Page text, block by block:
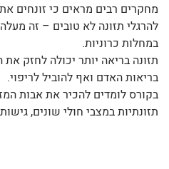
מחקרים רבים מראים כי זונחים
להרגלי תזונה לא טובים – זה
במחלות כרוניות.
תזונה בריאה יותר יכולה לחזק
בריאות האדם ואף להוביל לריפוי.
בקורס לומדים להכיר את אבות
תזונתיות במצבי חולי שונים,